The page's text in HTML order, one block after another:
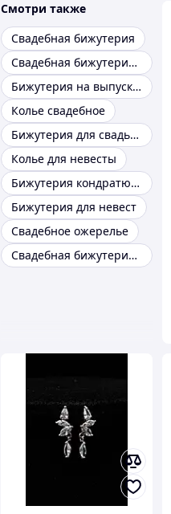
Смотри также
Свадебная бижутерия
Свадебная бижутерия для невесты
Бижутерия на выпускной
Колье свадебное
Бижутерия для свадьбы
Колье для невесты
Бижутерия кондратюка
Бижутерия для невест
Свадебное ожерелье
Свадебная бижутерия с жемчугом